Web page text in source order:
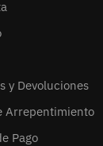
y Devoluciones
Arrepentimiento
Pago